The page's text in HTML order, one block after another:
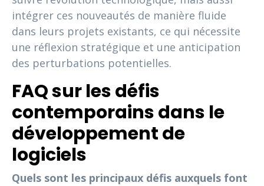
intégrer ces nouveautés de manière fluide
dans leurs projets existants, ce qui nécessite
une réflexion stratégique et une anticipation
des perturbations potentielles.
FAQ sur les défis
contemporains dans le
développement de
logiciels
Quels sont les principaux défis auxquels font